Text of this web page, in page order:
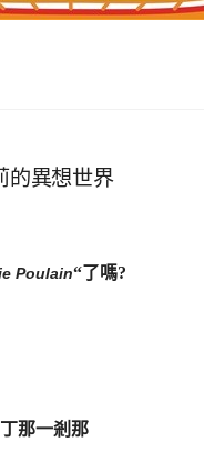
的異想世界
Poulain“了嗎?
那一剎那